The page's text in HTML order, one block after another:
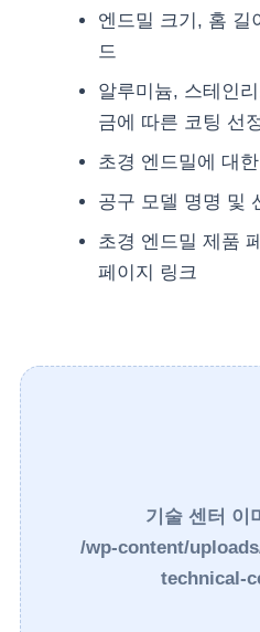
엔드밀 크기, 홈 길
드
알루미늄, 스테인
금에 따른 코팅 선
초경 엔드밀에 대
공구 모델 명명 및
초경 엔드밀 제품
페이지 링크
기술 센터 이
/wp-content/
technical-